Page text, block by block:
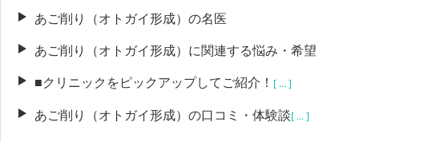
あご削り（オトガイ形成）の名医
あご削り（オトガイ形成）に関連する悩み・希望
■クリニックをピックアップしてご紹介！ [ ... ]
あご削り（オトガイ形成）の口コミ・体験談[ ... ]